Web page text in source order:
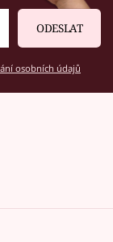
ODESLAT
osobních údajů